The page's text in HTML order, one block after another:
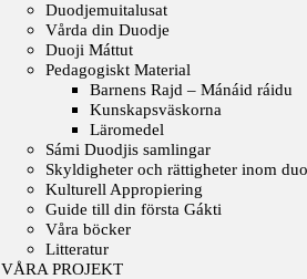
Duodjemuitalusat
Vårda din Duodje
Duoji Máttut
Pedagogiskt Material
Barnens Rajd – Mánáid ráidu
Kunskapsväskorna
Läromedel
Sámi Duodjis samlingar
Skyldigheter och rättigheter inom
Kulturell Appropiering
Guide till din första Gákti
Våra böcker
Litteratur
VÅRA PROJEKT